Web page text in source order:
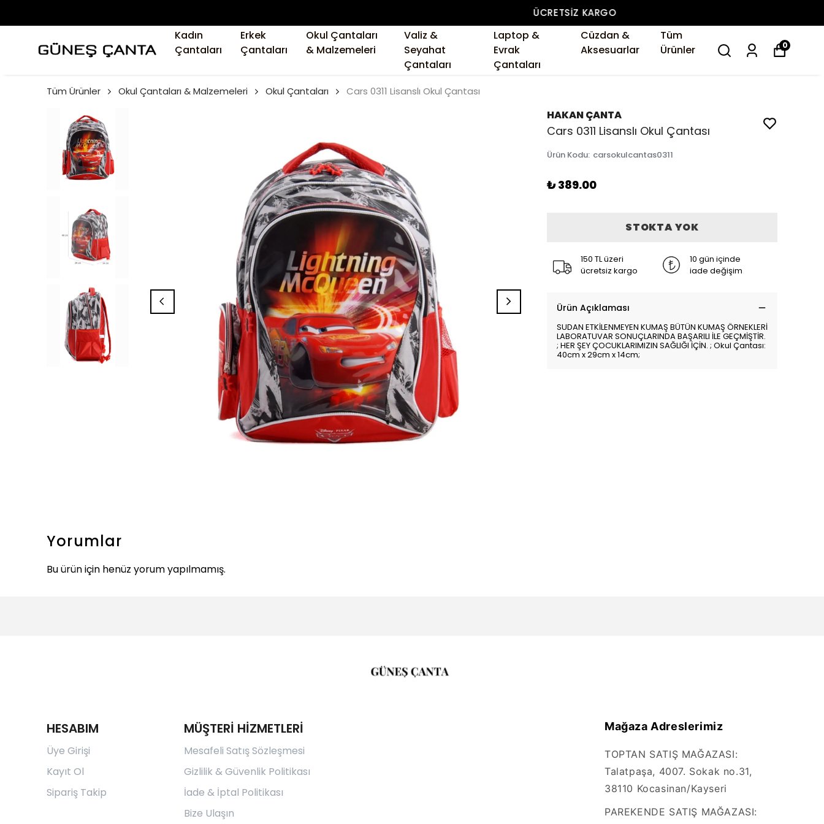
Kadın
Çantaları
Erkek
Çantaları
Okul Çantaları
& Malzemeleri
Valiz &
Seyahat
Çantaları
Laptop &
Evrak
Çantaları
Cüzdan &
Aksesuarlar
Tüm
Ürünler
0
Tüm Ürünler Okul Çantaları & Malzemeleri Okul Çantaları Cars 0311 Lisanslı Okul Çantası
HAKAN ÇANTA
Cars 0311 Lisanslı Okul Çantası
Ürün Kodu: carsokulcantas0311
₺ 389.00
STOKTA YOK
150 TL üzeri
ücretsiz kargo
10 gün içinde
iade değişim
Ürün Açıklaması
SUDAN ETKİLENMEYEN KUMAŞ BÜTÜN KUMAŞ ÖRNEKLERİ
LABORATUVAR SONUÇLARINDA BAŞARILI İLE GEÇMİŞTİR.
; HER ŞEY ÇOCUKLARIMIZIN SAĞLIĞI İÇİN. ; Okul Çantası:
40cm x 29cm x 14cm;
Yorumlar
Bu ürün için henüz yorum yapılmamış.
HESABIM
Üye Girişi
Kayıt Ol
Sipariş Takip
MÜŞTERİ HİZMETLERİ
Mesafeli Satış Sözleşmesi
Gizlilik & Güvenlik Politikası
İade & İptal Politikası
Bize Ulaşın
Mağaza Adreslerimiz
TOPTAN SATIŞ MAĞAZASI:
Talatpaşa, 4007. Sokak no.31,
38110 Kocasinan/Kayseri
PAREKENDE SATIŞ MAĞAZASI: